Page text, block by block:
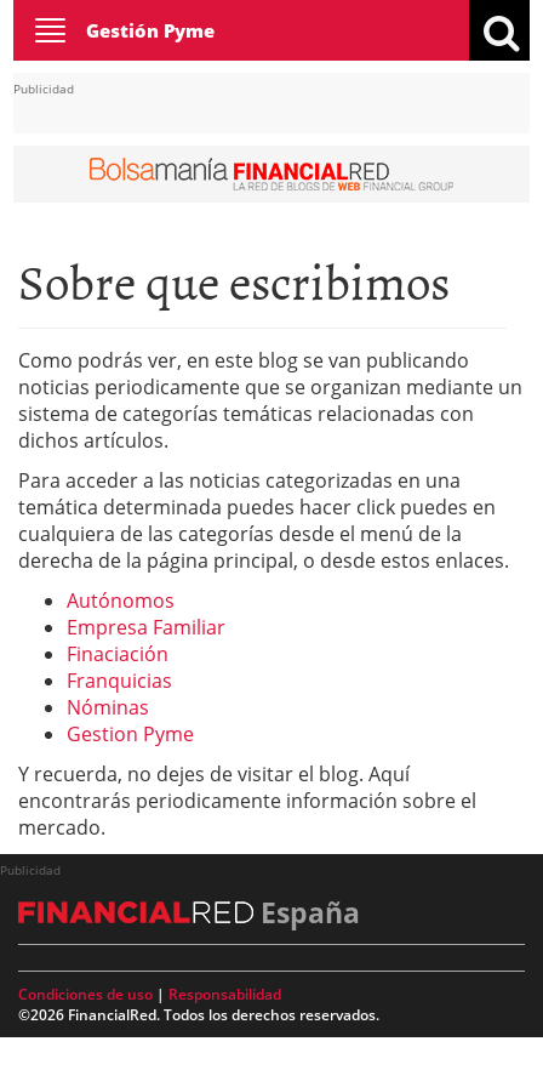
Toggle
navigation
Gestión Pyme
Publicidad
Sobre que escribimos
Como podrás ver, en este blog se van publicando
noticias periodicamente que se organizan mediante un
sistema de categorías temáticas relacionadas con
dichos artículos.
Para acceder a las noticias categorizadas en una
temática determinada puedes hacer click puedes en
cualquiera de las categorías desde el menú de la
derecha de la página principal, o desde estos enlaces.
Autónomos
Empresa Familiar
Finaciación
Franquicias
Nóminas
Gestion Pyme
Y recuerda, no dejes de visitar el blog. Aquí
encontrarás periodicamente información sobre el
mercado.
Publicidad
España
Condiciones de uso | Responsabilidad
©2026 FinancialRed. Todos los derechos reservados.